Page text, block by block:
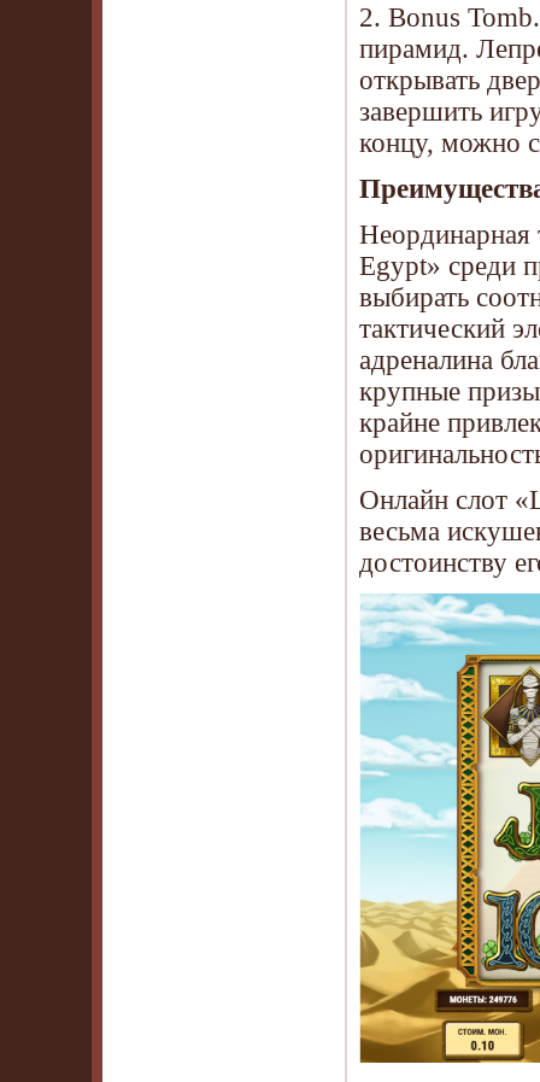
2. Bonus
пирамид.
открывать
завершить
концу, можно
Неординарная
Egypt» среди
выбирать
тактический
адреналина
крупные
крайне
Онлайн слот
весьма
достоинству